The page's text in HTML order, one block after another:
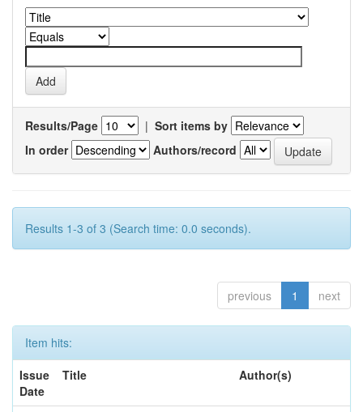
Results/Page | Sort items by
In order
Authors/record
Results 1-3 of 3 (Search time: 0.0 seconds).
previous 1 next
Item hits:
Issue
Date
Title Author(s)